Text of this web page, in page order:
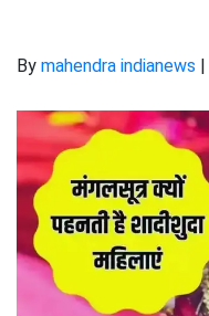
By mahendra indianews |